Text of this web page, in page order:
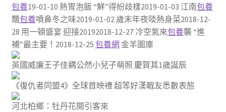
包養19-01-10 熱胃泡飯 “鮮”得紛歧樣2019-01-03 江南包養
飄包養噴鼻冬之味2019-01-02 歲末年夜啖熱身菜2018-12-
28 用一頓盛宴 迎接20192018-12-27 冷空氣來包養襲 “進
補”最主要！2018-12-25 包養網 金羊圖庫
英國威廉王子佳耦公然小兒子萌照 慶賀其1歲誕辰
《復仇者同盟4》全球首映禮 超等好漢戰友悉數表態
河北柏鄉：牡丹花開引客來